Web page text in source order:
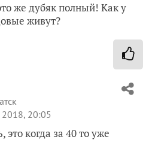
же дубяк полный! Как у
живут?
20:05
когда за 40 то уже